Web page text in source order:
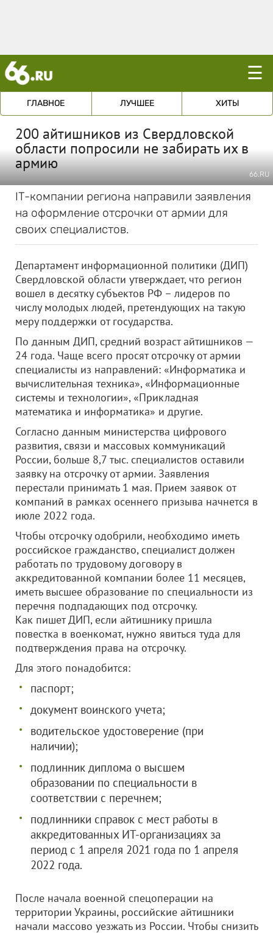
☰
ГЛАВНОЕ ЛУЧШЕЕ ХИТЫ
200 айтишников из Свердловской
области попросили не забирать их в
армию
66.RU
IT-компании региона направили заявления
на оформление отсрочки от армии для
своих специалистов.
Департамент информационной политики (ДИП)
Свердловской области утверждает, что регион
вошел в десятку субъектов РФ – лидеров по
числу молодых людей, претендующих на такую
меру поддержки от государства.
По данным ДИП, средний возраст айтишников —
24 года. Чаще всего просят отсрочку от армии
специалисты из направлений: «Информатика и
вычислительная техника», «Информационные
системы и технологии», «Прикладная
математика и информатика» и другие.
Согласно данным министерства цифрового
развития, связи и массовых коммуникаций
России, больше 8,7 тыс. специалистов оставили
заявку на отсрочку от армии. Заявления
перестали принимать 1 мая. Прием заявок от
компаний в рамках осеннего призыва начнется в
июле 2022 года.
Чтобы отсрочку одобрили, необходимо иметь
российское гражданство, специалист должен
работать по трудовому договору в
аккредитованной компании более 11 месяцев,
иметь высшее образование по специальности из
перечня подпадающих под отсрочку.
Как пишет ДИП, если айтишнику пришла
повестка в военкомат, нужно явиться туда для
подтверждения права на отсрочку.
Для этого понадобится:
паспорт;
документ воинского учета;
водительское удостоверение (при
наличии);
подлинник диплома о высшем
образовании по специальности в
соответствии с перечнем;
подлинники справок с мест работы в
аккредитованных ИТ-организациях за
период с 1 апреля 2021 года по 1 апреля
2022 года.
После начала военной спецоперации на
территории Украины, российские айтишники
начали массово уезжать из России. Чтобы снизить